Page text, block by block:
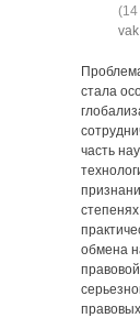
(14
стала
часть
обмена